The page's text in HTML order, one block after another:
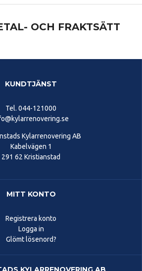
OCH FRAKTSÄTT
KUNDTJÄNST
Tel. 044-121000
Kylarrenovering AB
Kabelvägen 1
291 62 Kristianstad
MITT KONTO
Registrera konto
Logga in
Glömt lösenord?